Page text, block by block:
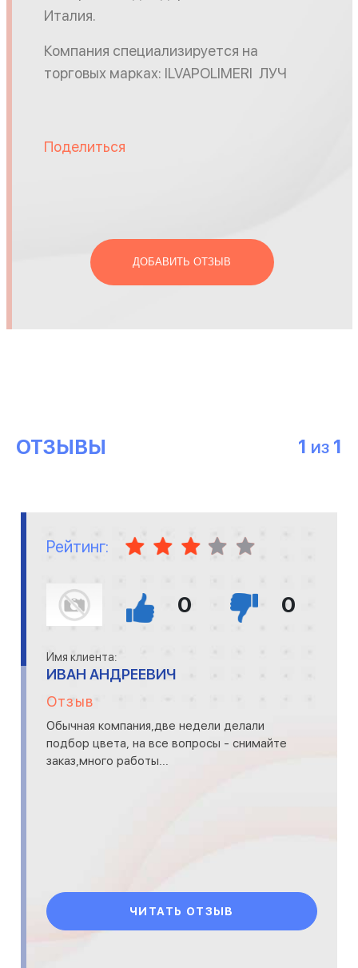
Италия.
Компания специализируется на
торговых марках: ILVAPOLIMERI ЛУЧ
Поделиться
ДОБАВИТЬ ОТЗЫВ
ОТЗЫВЫ 1 ИЗ 1
Рейтинг:
0 0
Имя клиента:
ИВАН АНДРЕЕВИЧ
Отзыв
Обычная компания,две недели делали
подбор цвета, на все вопросы - снимайте
заказ,много работы...
ЧИТАТЬ ОТЗЫВ